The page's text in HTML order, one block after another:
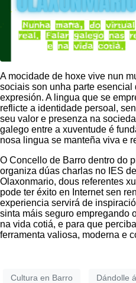
A mocidade de hoxe vive nun
sociais son unha parte
expresión. A lingua que se
reflicte a identidade persoal,
seu valor e presenza na
galego entre a xuventude é
nosa lingua se manteña viva e
O Concello de Barro dentro do
organiza dúas charlas no IES
Olaxonmario, dous referentes
pode ter éxito en Internet sen
experiencia servirá de
sinta máis seguro empregando
na vida cotiá, e para que
ferramenta valiosa, moderna e
Cultura en Barro Dándolle